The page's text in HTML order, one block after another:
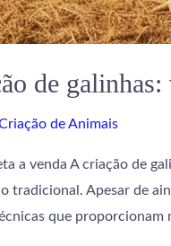
de
de Animais
a venda A criação de
tradicional. Apesar de
que proporcionam